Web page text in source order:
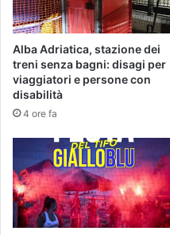
Alba Adriatica, stazione dei
treni senza bagni: disagi per
viaggiatori e persone con
disabilità
4 ore fa